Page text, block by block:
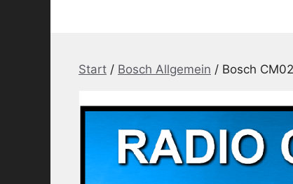
Start / Bosch Allgemein / Bosch